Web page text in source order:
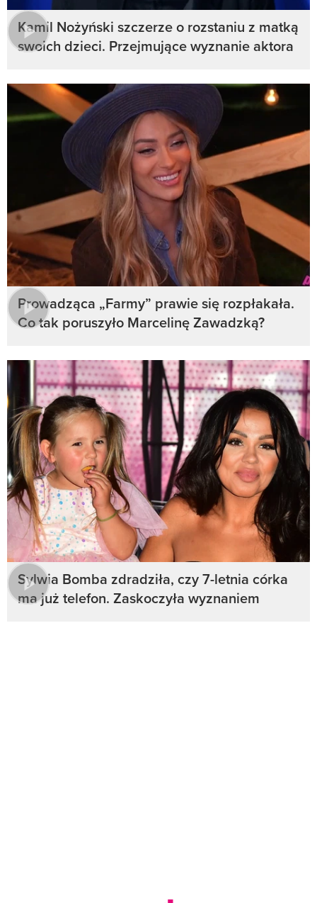
Kamil Nożyński szczerze o rozstaniu z matką
swoich dzieci. Przejmujące wyznanie aktora
Prowadząca „Farmy” prawie się rozpłakała.
Co tak poruszyło Marcelinę Zawadzką?
Sylwia Bomba zdradziła, czy 7-letnia córka
ma już telefon. Zaskoczyła wyznaniem